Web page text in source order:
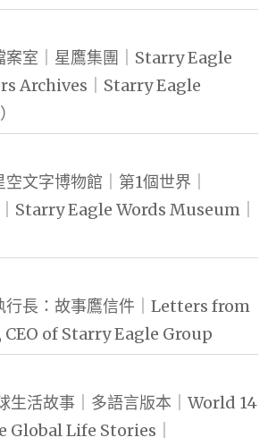
案室｜星鷹集團｜Starry Eagle
Archives｜Starry Eagle
空文字博物館｜第1個世界｜
Starry Eagle Words Museum｜
行長：故事鷹信件｜Letters from
of Starry Eagle Group
生活故事｜多語言版本｜World 14
Global Life Stories｜